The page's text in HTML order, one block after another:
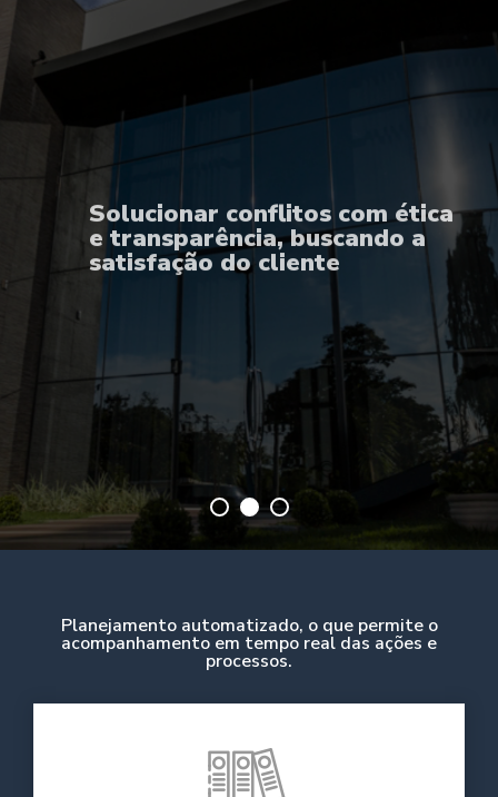
Solucionar conflitos com ética
e transparência, buscando a
satisfação do cliente
Planejamento automatizado, o que permite o
acompanhamento em tempo real das ações e
processos.